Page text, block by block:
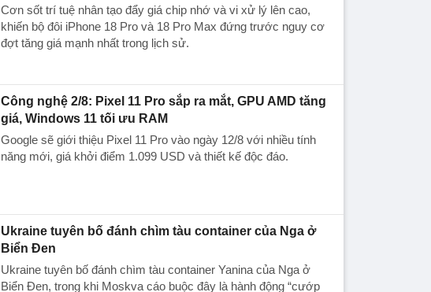
Cơn sốt trí tuệ nhân tạo đẩy giá chip nhớ và vi xử lý lên cao,
khiến bộ đôi iPhone 18 Pro và 18 Pro Max đứng trước nguy cơ
đợt tăng giá mạnh nhất trong lịch sử.
Công nghệ 2/8: Pixel 11 Pro sắp ra mắt, GPU AMD tăng
giá, Windows 11 tối ưu RAM
Google sẽ giới thiệu Pixel 11 Pro vào ngày 12/8 với nhiều tính
năng mới, giá khởi điểm 1.099 USD và thiết kế độc đáo.
Ukraine tuyên bố đánh chìm tàu container của Nga ở
Biển Đen
Ukraine tuyên bố đánh chìm tàu container Yanina của Nga ở
Biển Đen, trong khi Moskva cáo buộc đây là hành động “cướp